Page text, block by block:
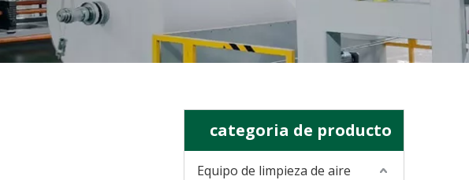
categoria de producto
Equipo de limpieza de aire